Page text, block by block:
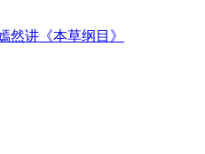
然讲《本草纲目》